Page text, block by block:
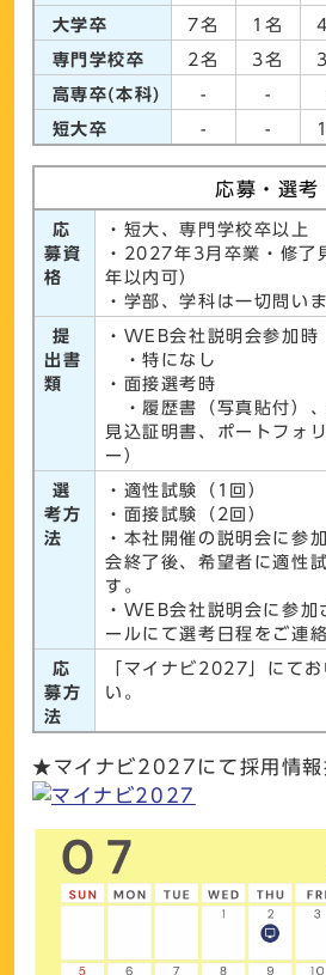
大学卒 7名 1名
専門学校卒 2名 3名
高専卒(本科) - -
短大卒 - -
応募・選考
応
募資
格
・短大、専門学校卒以上
・2027年3月卒業・修了
年以内可）
・学部、学科は一切問い
提
出書
類
・WEB会社説明会参加時
・特になし
・面接選考時
・履歴書（写真貼付）
見込証明書、ポートフォ
ー）
選
考方
法
・適性試験（1回）
・面接試験（2回）
・本社開催の説明会に参
会終了後、希望者に適性
す。
・WEB会社説明会に参加
ールにて選考日程をご連
応
募方
法
「マイナビ2027」にて
い。
★マイナビ2027にて採用情